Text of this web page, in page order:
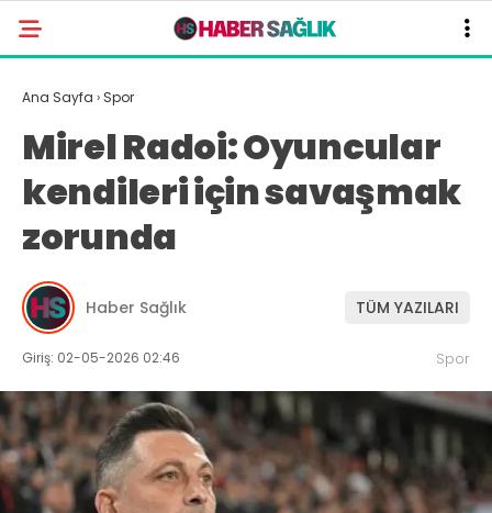
Ana Sayfa › Spor
Mirel Radoi: Oyuncular
kendileri için savaşmak
zorunda
Haber Sağlık TÜM YAZILARI
Giriş: 02-05-2026 02:46 Spor